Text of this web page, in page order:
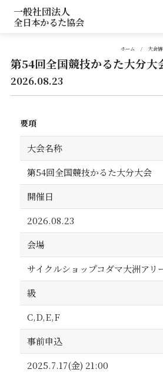
一般社団法人
全日本かるた協会
ホーム 大会
第54回全国競技かるた大分大
2026.08.23
要項
大会名称
第54回全国競技かるた大分大会
開催日
2026.08.23
会場
サイクルショップコダマ大洲ア
級
C,D,E,F
事前申込
2025.7.17(金) 21:00